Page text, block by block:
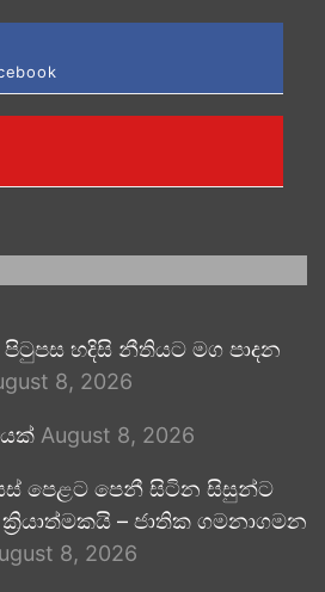
හදිසි නීතියට මග පාදන
8, 2026
August 8, 2026
පෙළට පෙනී සිටින සිසුන්ට
ක්‍රියාත්මකයි – ජාතික ගමනාගමන
8, 2026